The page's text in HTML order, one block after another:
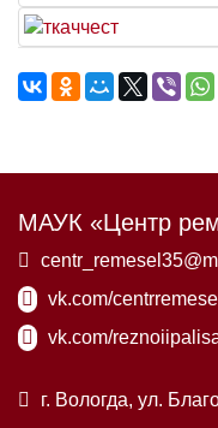
МАУК «Центр
vk.com/
vk.com/
г. Вологда, ул.